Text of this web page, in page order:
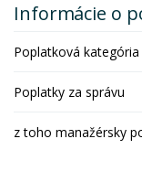
Informácie o
Poplatková kategória
Poplatky za správu
z toho manažérsky